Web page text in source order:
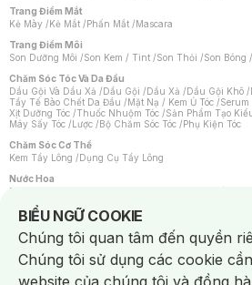
Trang Điểm Mắt
Kẻ Mày /Kẻ Mắt /Phấn Mắt /Mascara
Trang Điểm Môi
Son Dưỡng Môi /Son Kem / Tint /Son Thỏi /Son Bóng /
Chăm Sóc Tóc Và Da Đầu
Dầu Gội Và Dầu Xả /Dầu Gội /Dầu Xả /Dầu Gội Khô /
Tẩy Tế Bào Chết Da Đầu /Mặt Nạ / Kem Ủ Tóc /
Xịt Dưỡng Tóc /Thuốc Nhuộm Tóc /Sản Phẩm Tạo
Máy Sấy Tóc /Lược /Bộ Chăm Sóc Tóc /Phụ Kiện Tóc
Chăm Sóc Cơ Thể
Kem Tẩy Lông /Dụng Cụ Tẩy Lông
Nước Hoa
Nước Hoa Nữ
Chăm Sóc Cá Nhân
Chống Muỗi /Khẩu Trang /Máy Massage/Mặt Nạ
Sản Phẩm Chăm Sóc Khác /Bàn Chải Đánh Răng /
Hỗ Trợ Trắng Răng/Kem Đánh Răng /Máy Tăm Nước/
Tăm / Chỉ Nha Khoa/ Xịt Thơm Miệng / Dung Dịch Vệ
Khăn Ướt Vệ Sinh Vùng Kín/Băng Vệ Sinh/Tampon/
BIỂU NGỮ COOKIE
Notice about cookies usage
Chúng tôi quan tâm đến quyền
Chúng tôi sử dụng các cookie
website của chúng tôi và đồng